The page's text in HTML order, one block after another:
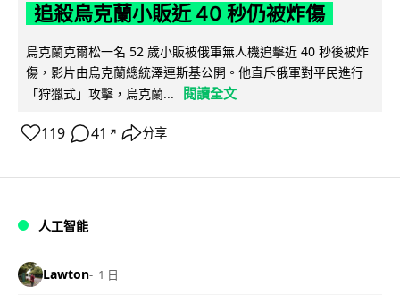
追殺烏克蘭小販近 40 秒仍被炸傷
烏克蘭克爾松一名 52 歲小販被俄軍無人機追擊近 40 秒後被炸
傷，影片由烏克蘭總統澤連斯基公開。他直斥俄軍對平民進行
「狩獵式」攻擊，烏克蘭...
閱讀全文
119 41 ↗ 分享
人工智能
Lawton 1 日